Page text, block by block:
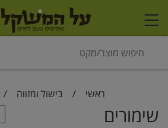
ראשי / בישול ומזווה /
שימורים